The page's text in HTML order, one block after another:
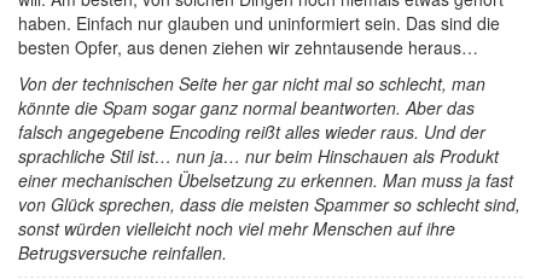
haben. Einfach nur glauben und uninformiert sein. Das sind die
besten Opfer, aus denen ziehen wir zehntausende heraus…
Von der technischen Seite her gar nicht mal so schlecht, man
könnte die Spam sogar ganz normal beantworten. Aber das
falsch angegebene Encoding reißt alles wieder raus. Und der
sprachliche Stil ist… nun ja… nur beim Hinschauen als Produkt
einer mechanischen Übelsetzung zu erkennen. Man muss ja fast
von Glück sprechen, dass die meisten Spammer so schlecht sind,
sonst würden vielleicht noch viel mehr Menschen auf ihre
Betrugsversuche reinfallen.